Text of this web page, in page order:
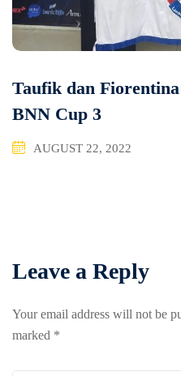
Taufik dan
BNN Cup 3
AUGUST 22, 2022
Leave a Reply
Your email address will not be
marked *